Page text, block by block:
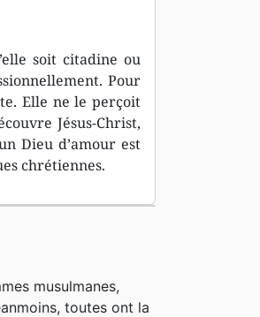
soit citadine ou
Pour
Elle ne le perçoit
Jésus-Christ,
Dieu d’amour est
chrétiennes.
musulmanes,
toutes ont la